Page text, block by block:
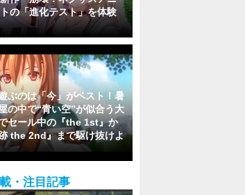
の「進化テスト」を体験
ぶのは「今」がベスト！暑
の中で“青い空”が似合う大
セール中の『the 1st』か
the 2nd』まで駆け抜けよ
・注目記事